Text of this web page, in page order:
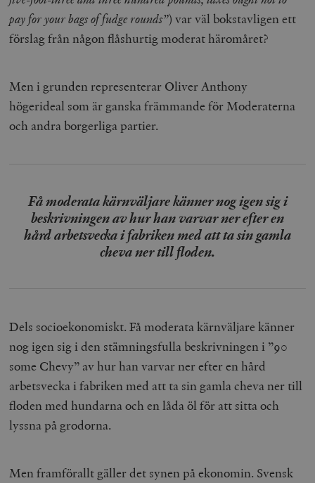
pay for your bags of fudge rounds”) var väl bokstavligen ett
förslag från någon flåshurtig moderat häromåret?
Men i grunden representerar Oliver Anthony
högerideal som är ganska främmande för Moderaterna
och andra borgerliga partier.
Få moderata kärnväljare känner nog igen sig i
beskrivningen av hur han varvar ner efter en
hård arbetsvecka i fabriken med att ta sin gamla
cheva ner till floden.
Dels socioekonomiskt. Få moderata kärnväljare känner
nog igen sig i den stämningsfulla beskrivningen i ”90
some Chevy” av hur han varvar ner efter en hård
arbetsvecka i fabriken med att ta sin gamla cheva ner till
floden med hundarna och en låda öl för att sitta och
lyssna på grodorna.
Men framförallt gäller det synen på ekonomin. Svensk